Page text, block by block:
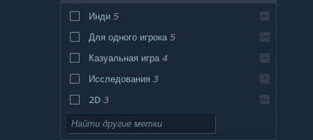
Инди 5
Для одного игрока 5
Казуальная игра 4
Исследования 3
2D 3
Стратегия